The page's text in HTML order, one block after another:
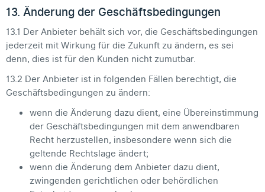
13. Änderung der Geschäftsbedingungen
13.1 Der Anbieter behält sich vor, die Geschäftsbedingungen
jederzeit mit Wirkung für die Zukunft zu ändern, es sei
denn, dies ist für den Kunden nicht zumutbar.
13.2 Der Anbieter ist in folgenden Fällen berechtigt, die
Geschäftsbedingungen zu ändern:
wenn die Änderung dazu dient, eine Übereinstimmung
der Geschäftsbedingungen mit dem anwendbaren
Recht herzustellen, insbesondere wenn sich die
geltende Rechtslage ändert;
wenn die Änderung dem Anbieter dazu dient,
zwingenden gerichtlichen oder behördlichen